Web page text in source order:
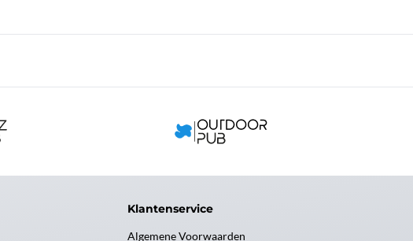
Klantenservice
Algemene Voorwaarden